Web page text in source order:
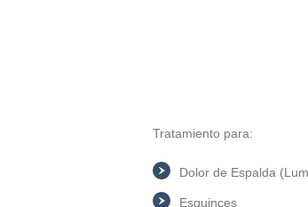
Tratamiento para:
Dolor de Espalda
Esguinces